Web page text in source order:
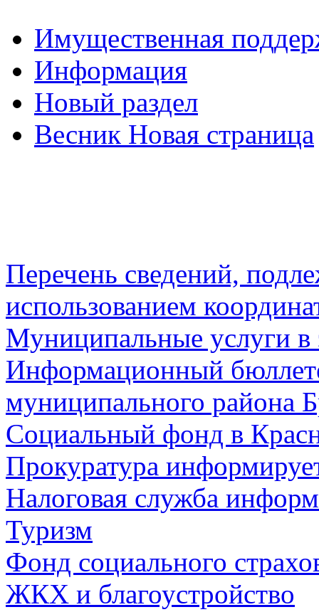
Имущественная
Информация
Новый раздел
Весник Новая страница
Перечень сведений,
использованием
Муниципальные услуги в
Информационный
муниципального района
Социальный фонд в
Прокуратура
Налоговая служба
Туризм
Фонд социального
ЖКХ и благоустройство